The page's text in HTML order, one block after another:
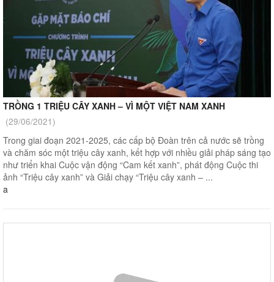
TRỒNG 1 TRIỆU CÂY XANH – VÌ MỘT VIỆT NAM XANH
(29/06/2021)
Trong giai đoạn 2021-2025, các cấp bộ Đoàn trên cả nước sẽ trồng
và chăm sóc một triệu cây xanh, kết hợp với nhiều giải pháp sáng tạo
như triển khai Cuộc vận động “Cam kết xanh”, phát động Cuộc thi
ảnh “Triệu cây xanh” và Giải chạy “Triệu cây xanh – ...
a